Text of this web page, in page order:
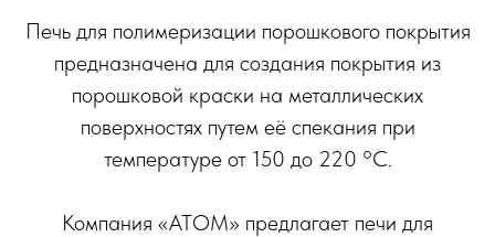
Печь для полимеризации порошкового покрытия
предназначена для создания покрытия из
порошковой краски на металлических
поверхностях путем её спекания при
температуре от 150 до 220 °C.
Компания «АТОМ» предлагает печи для